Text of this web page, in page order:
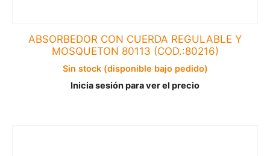
ABSORBEDOR CON CUERDA REGULABLE Y
MOSQUETON 80113 (COD.:80216)
Sin stock (disponible bajo pedido)
Inicia sesión para ver el precio